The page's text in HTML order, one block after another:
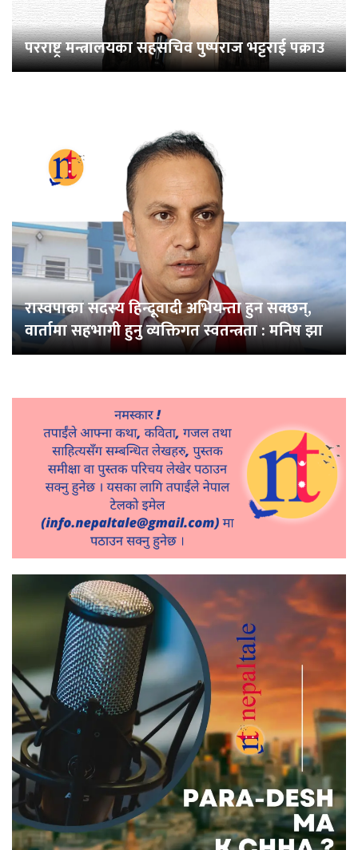
परराष्ट्र मन्त्रालयका सहसचिव पुष्पराज भट्टराई पक्राउ
रास्वपाका सदस्य हिन्दूवादी अभियन्ता हुन सक्छन्,
वार्तामा सहभागी हुनु व्यक्तिगत स्वतन्त्रता : मनिष झा